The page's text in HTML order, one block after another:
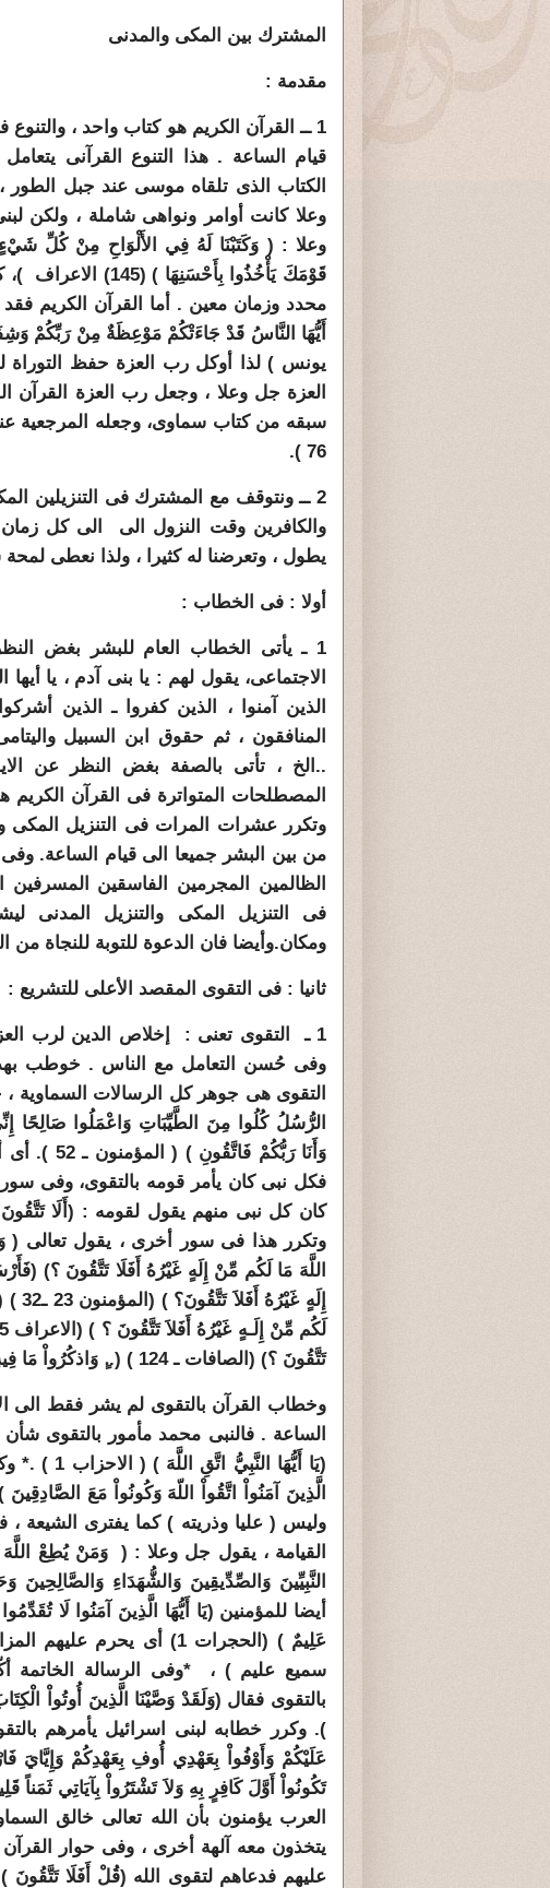
المشترك بين المكى والمدنى
مقدمة :
1 ــ القرآن الكريم هو كتاب واحد ،
قيام الساعة . هذا التنوع القرآنى
الكتاب الذى تلقاه موسى عند جبل
وعلا كانت أوامر ونواهى شاملة ،
وعلا : ( وَكَتَبْنَا لَهُ فِي الأَلْوَاحِ مِنْ كُلِّ
قَوْمَكَ يَأْخُذُوا
محدد وزمان معين . أما القرآن الكريم
يونس ) لذا أوكل رب العزة حفظ
العزة جل وعلا ، وجعل رب العزة
76 ).
2 ــ ونتوقف مع المشترك فى التنزيلين
والكافرين وقت النزول الى الى كل
يطول ، وتعرضنا له كثيرا ، ولذا نعطى
أولا : فى الخطاب :
1 ـ يأتى الخطاب العام للبشر بغض
الاجتماعى، يقول لهم : يا بنى آدم ، يا
الذين آمنوا ، الذين كفروا ـ الذين
المنافقون ، ثم حقوق ابن السبيل
..الخ ، تأتى بالصفة بغض النظر عن
المصطلحات المتواترة فى القرآن الكريم
وتكرر عشرات المرات فى التنزيل المكى
من بين البشر جميعا الى قيام الساعة. وفى
الظالمين المجرمين الفاسقين
فى التنزيل المكى والتنزيل
ومكان.وأيضا فان الدعوة للتوبة للنجاة من
ثانيا : فى التقوى المقصد الأعلى للتشريع :
1 ـ التقوى تعنى : إخلاص الدين لرب
وفى حُسن التعامل مع الناس . خوطب بهذا
التقوى هى جوهر كل الرسالات السماوية
الرُّسُلُ كُلُوا مِنَ الطَّيِّبَاتِ وَاعْمَلُوا صَالِحًا
وَأَنَا رَبُّكُمْ فَاتَّقُونِ ) ( المؤمنون ـ 52 ). أى أمرهم بالتمسك بالتقوى والعمل الصالح
فكل نبى كان يأمر قومه بالتقوى، وفى
كان كل نبى منهم يقول لقومه : (أَلَا
وتكرر هذا فى سور أخرى ، يقول تعالى (
اللَّهَ مَا لَكُم مِّنْ إِلَهٍ غَيْرُهُ أَفَلَا تَتَّقُونَ ؟)
إِلَهٍ
تَتَّقُونَ ؟) (الصافات ـ 124 ) (..ٍ وَاذكُرُواْ مَا فِيهِ لَعَلَّكُمْ تَتَّقُونَ ) (الاعراف171).
وخطاب القرآن بالتقوى لم يشر فقط الى
الساعة . فالنبى محمد مأمور بالتقوى
(يَا أَيُّهَا النَّبِيُّ اتَّقِ اللَّهَ ) ( الاحزاب 1
)
.
*
وليس ( عليا وذريته ) كما يفترى الشيعة ،
القيامة ، يقول جل وعلا : ( وَمَنْ يُطِعْ
أيضا للمؤمنين (يَا أَيُّهَا الَّذِينَ آمَنُوا لَا
عَلِيمٌ ) (الحجرات 1) أى يحرم
سميع عليم ) ،
*وفى الرسالة الخاتمة
). وكرر خطابه لبنى اسرائيل يأمرهم
عَلَيْكُمْ وَأَوْفُواْ بِعَهْدِي أُوفِ بِعَهْدِكُمْ وَإِيَّايَ
تَكُونُواْ أَوَّلَ كَافِرٍ بِهِ وَلاَ تَشْتَرُواْ بِآيَاتِي ثَمَناً
العرب يؤمنون بأن الله تعالى خالق
يتخذون معه آلهة أخرى ، وفى حوار القرآن
عليهم فدعاهم لتقوى الله (قُلْ أَفَلَا تَتَّقُونَ )